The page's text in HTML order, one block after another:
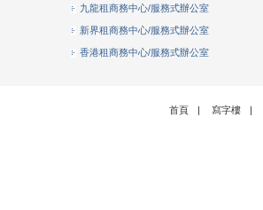
九龍租商務中心/服務式辦公室
新界租商務中心/服務式辦公室
香港租商務中心/服務式辦公室
首頁 | 寫字樓 |